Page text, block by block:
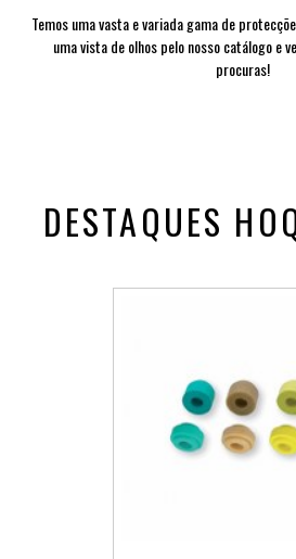
Temos uma vasta e variada gama de
uma vista de olhos pelo nosso catálogo e
procuras!
DESTAQUES